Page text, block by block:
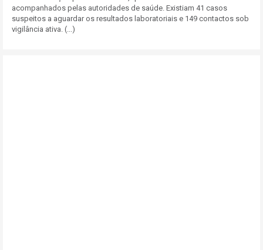
acompanhados pelas autoridades de saúde. Existiam 41 casos
suspeitos a aguardar os resultados laboratoriais e 149 contactos sob
vigilância ativa. (...)